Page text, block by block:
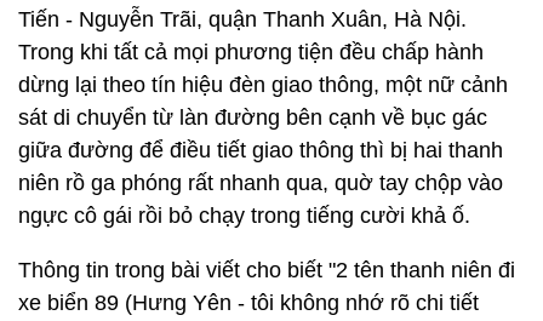
Tiến - Nguyễn Trãi, quận Thanh Xuân, Hà Nội.
Trong khi tất cả mọi phương tiện đều chấp hành
dừng lại theo tín hiệu đèn giao thông, một nữ cảnh
sát di chuyển từ làn đường bên cạnh về bục gác
giữa đường để điều tiết giao thông thì bị hai thanh
niên rồ ga phóng rất nhanh qua, quờ tay chộp vào
ngực cô gái rồi bỏ chạy trong tiếng cười khả ố.
Thông tin trong bài viết cho biết "2 tên thanh niên đi
xe biển 89 (Hưng Yên - tôi không nhớ rõ chi tiết